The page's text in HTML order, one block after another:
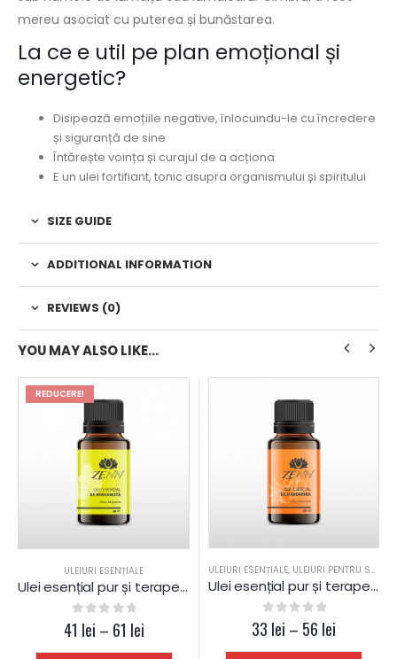
mereu asociat cu puterea și bunăstarea.
La ce e util pe plan emoțional și
energetic?
Disipează emoțiile negative, înlocuindu-le cu încredere
și siguranță de sine
Întărește voința și curajul de a acționa
E un ulei fortifiant, tonic asupra organismului și spiritului
SIZE GUIDE
ADDITIONAL INFORMATION
REVIEWS (0)
YOU MAY ALSO LIKE…
REDUCERE!
ULEIURI ESENȚIALE
Ulei esențial pur și terapeutic de Bergamotă
0 out of 5
41 lei – 61 lei
ULEIURI ESENȚIALE, ULEIURI PENTRU SAUNA
Ulei esențial pur și terapeutic de Mandarină
0 out of 5
33 lei – 56 lei